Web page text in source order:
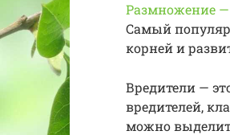
Размножение —
Самый
корней и
Вредители —
вредителей,
можно